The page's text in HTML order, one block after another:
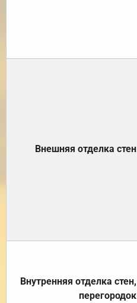
Внешняя отделка стен
Внутренняя отделка стен,
перегородок